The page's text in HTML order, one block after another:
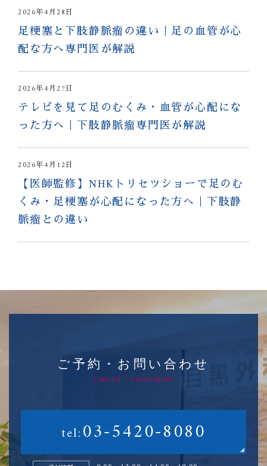
2026年4月28日
足梗塞と下肢静脈瘤の違い｜足の血管が心
配な方へ専門医が解説
2026年4月27日
テレビを見て足のむくみ・血管が心配にな
った方へ｜下肢静脈瘤専門医が解説
2026年4月12日
【医師監修】NHKトリセツショーで足のむ
くみ・足梗塞が心配になった方へ｜下肢静
脈瘤との違い
ご予約・お問い合わせ
contact / reservation
tel:03-5420-8080